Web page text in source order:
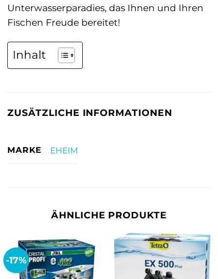
Unterwasserparadies, das Ihnen und Ihren
Fischen Freude bereitet!
Inhalt
ZUSÄTZLICHE INFORMATIONEN
MARKE EHEIM
ÄHNLICHE PRODUKTE
-17%